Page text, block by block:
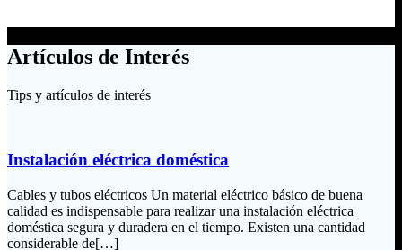
Artículos de Interés
Tips y artículos de interés
Instalación eléctrica doméstica
Cables y tubos eléctricos Un material eléctrico básico de buena
calidad es indispensable para realizar una instalación eléctrica
doméstica segura y duradera en el tiempo. Existen una cantidad
considerable de[…]